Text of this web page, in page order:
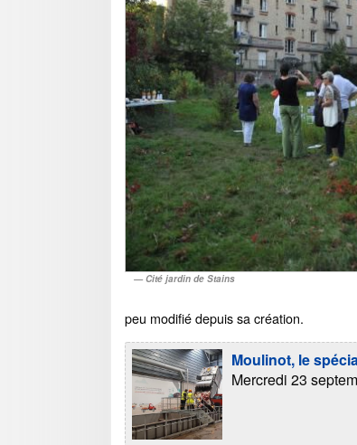
Cité jardin de Stains
peu modifié depuis sa création.
Moulinot, le
Mercredi 23